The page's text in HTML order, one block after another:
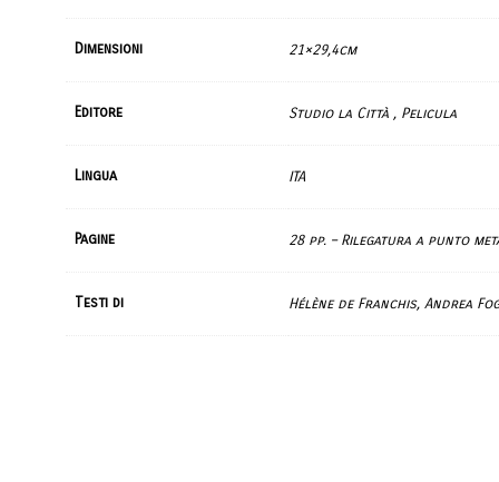
Dimensioni 21×29,4cm
Editore Studio la Città , Pelicula
Lingua ITA
Pagine 28 pp. – Rilegatura a punto
Testi di Hélène de Franchis, Andrea